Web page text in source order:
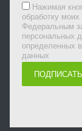
Нажимая
обработку
Федеральным
персональных
определенных
данных